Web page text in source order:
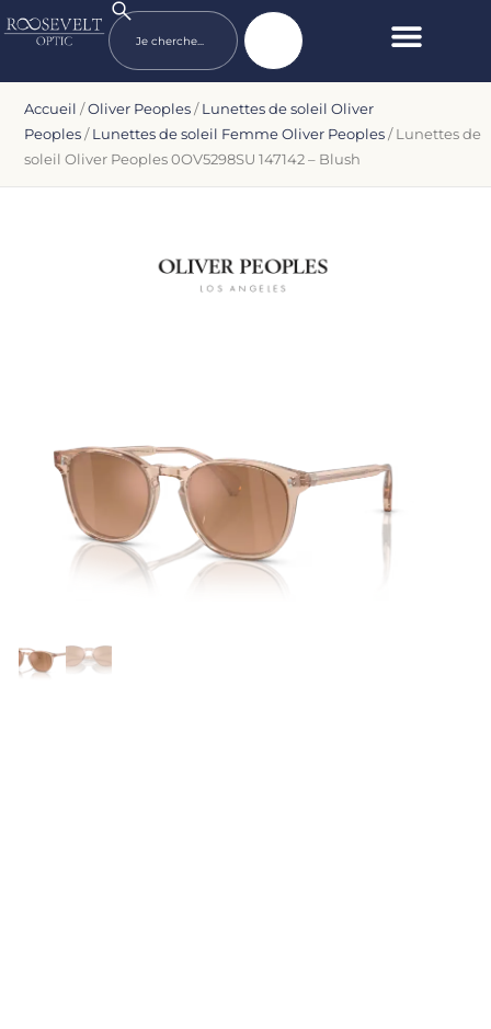
Accueil /Oliver Peoples/Lunettes de soleil Oliver
Peoples/Lunettes de soleil Femme Oliver Peoples/ Lunettes de
soleil Oliver Peoples 0OV5298SU 147142 – Blush